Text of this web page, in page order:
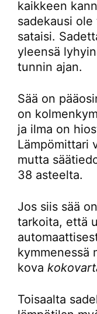
kaikkeen
sadekausi
sataisi.
yleensä
tunnin ajan.
Sää on
on
ja ilma on
Lämpömittari
mutta
38 asteelta.
Jos siis sää
tarkoita, että
kymmenessä
kova
Toisaalta